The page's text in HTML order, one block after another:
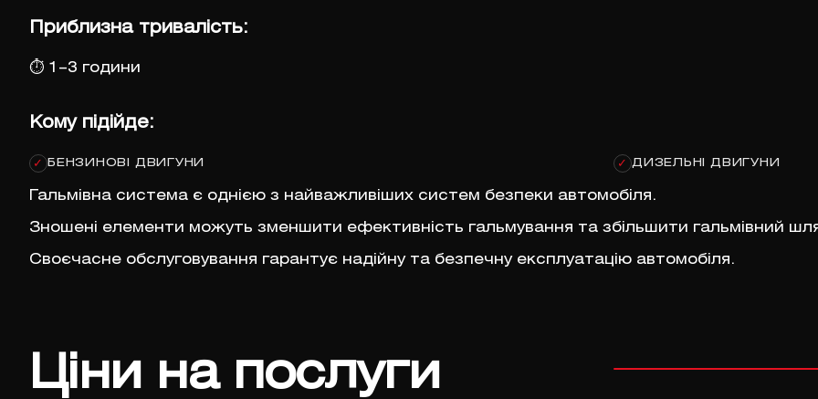
Приблизна тривалість:
⏱ 1–3 години
Кому підійде:
✓ БЕНЗИНОВІ ДВИГУНИ ✓ ДИЗЕЛЬНІ ДВИГУНИ
Гальмівна система є однією з найважливіших систем безпеки автомобіля.
Зношені елементи можуть зменшити ефективність гальмування та збільшити гальмівний
Своєчасне обслуговування гарантує надійну та безпечну експлуатацію автомобіля.
Ціни на послуги